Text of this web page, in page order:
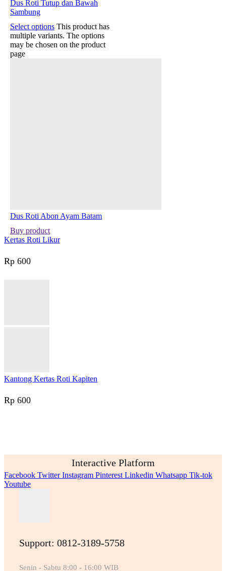
Dus Roti Tutup dan Bawah
Sambung
Select options This product has
multiple variants. The options
may be chosen on the product
page
Dus Roti Abon Ayam Batam
Buy product
Kertas Roti Likur
Rp 600
Kantong Kertas Roti Kapiten
Rp 600
Interactive Platform
Facebook Twitter Instagram Pinterest Linkedin Whatsapp Tik-tok
Youtube
Support: 0812-3189-5758
Senin - Sabtu 8:00 - 16:00 WIB